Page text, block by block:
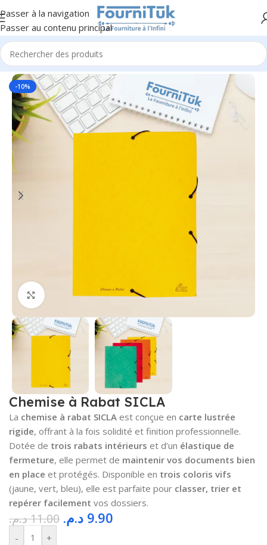
Passer à la navigation
Passer au contenu principal
Accueil/Fourniture de Bureau/Petite Fourniture
-10%
Cliquez pour agrandir
Chemise à Rabat SICLA
La chemise à rabat SICLA est conçue en carte lustrée
rigide, offrant à la fois solidité et finition professionnelle.
Dotée de trois rabats intérieurs et d’un élastique de
fermeture, elle permet de maintenir vos documents bien
en place et protégés. Disponible en trois coloris vifs
(jaune, vert, bleu), elle est parfaite pour classer, trier et
repérer facilement vos dossiers.
11.00د.م. 9.90 د.م.
- +